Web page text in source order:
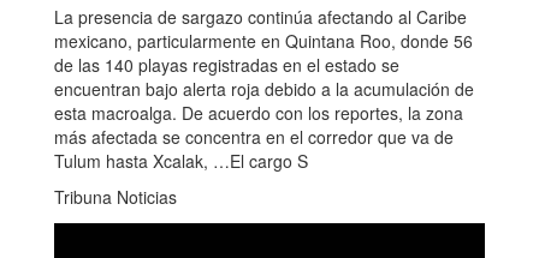
La presencia de sargazo continúa afectando al Caribe
mexicano, particularmente en Quintana Roo, donde 56
de las 140 playas registradas en el estado se
encuentran bajo alerta roja debido a la acumulación de
esta macroalga. De acuerdo con los reportes, la zona
más afectada se concentra en el corredor que va de
Tulum hasta Xcalak, …El cargo S
Tribuna Noticias